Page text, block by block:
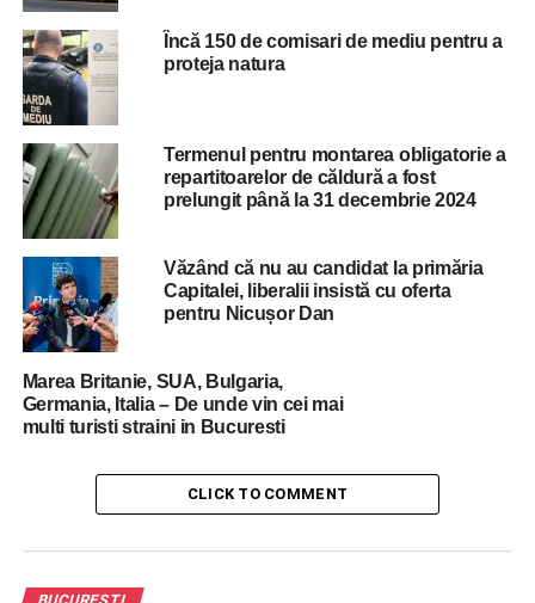
Încă 150 de comisari de mediu pentru a
proteja natura
Termenul pentru montarea obligatorie a
repartitoarelor de căldură a fost
prelungit până la 31 decembrie 2024
Văzând că nu au candidat la primăria
Capitalei, liberalii insistă cu oferta
pentru Nicușor Dan
Marea Britanie, SUA, Bulgaria,
Germania, Italia – De unde vin cei mai
multi turisti straini in Bucuresti
CLICK TO COMMENT